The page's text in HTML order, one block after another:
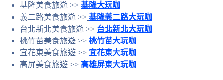
基隆美食旅遊 >> 基隆大玩咖
義二路美食旅遊 >> 基隆義二路大玩咖
台北新北美食旅遊 >> 台北新北大玩咖
桃竹苗美食旅遊 >> 桃竹苗大玩咖
宜花東美食旅遊 >> 宜花東大玩咖
高屏美食旅遊 >> 高雄屏東大玩咖